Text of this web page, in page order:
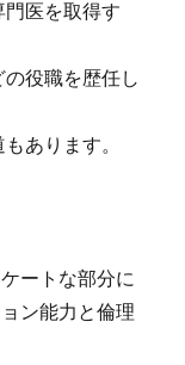
医を取得す
役職を歴任し
あります。
ートな部分に
ン能力と倫理